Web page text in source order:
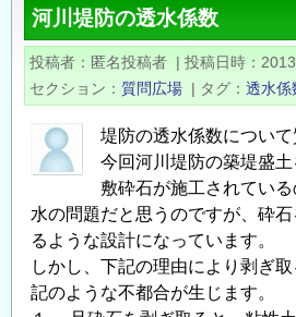
く
ず
河川堤防の透水係数
投稿者 匿名投稿者 | 投稿日時
セクション
質問広場 | タグ 透水係
堤防の透水係数について
今回河川堤防の築堤盛
敷砕石が施工されてい
水の問題だと思うのですが、砕
るような設計になっています。
しかし、下記の理由により剥ぎ
記のような不都合が生じます。